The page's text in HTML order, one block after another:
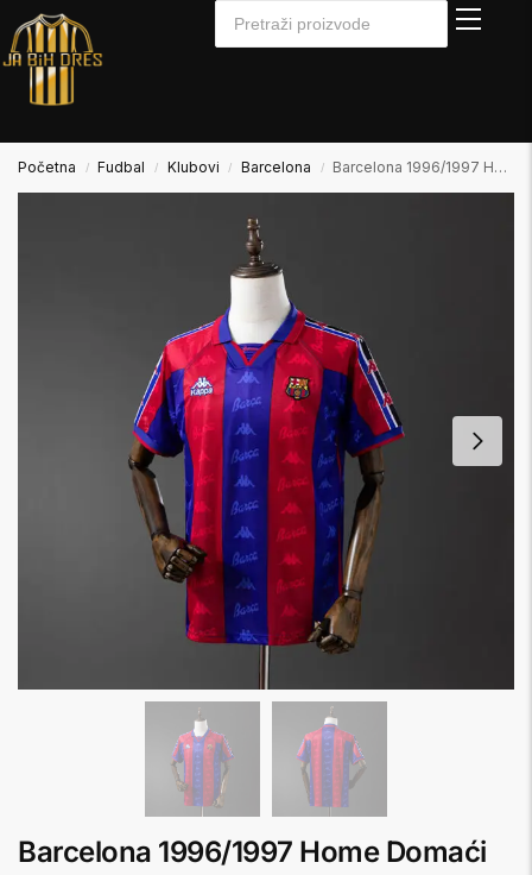
Početna / Fudbal / Klubovi / Barcelona / Barcelona 1996/1997 Home Domaći
Barcelona 1996/1997 Home Domaći